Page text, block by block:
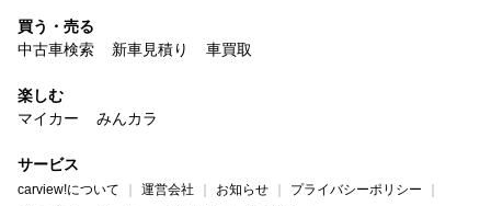
買う・売る
中古車検索
新車見積り 車買取
楽しむ
マイカー
みんカラ
サービス
carview!について 運営会社 お知らせ
プライバシーポリシー